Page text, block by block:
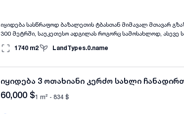
იყიდება სასწრაფოდ ბაზალეთის ტბასთან მიმავალ მთავარ
300 მეტრში, საუკეთესო ადგილას როგორც სამოსახლოდ, ასევე
1740 m2 LandTypes.0.name
იყიდება 3 ოთახიანი კერძო სახლი
60,000 $1 m² - 834 $